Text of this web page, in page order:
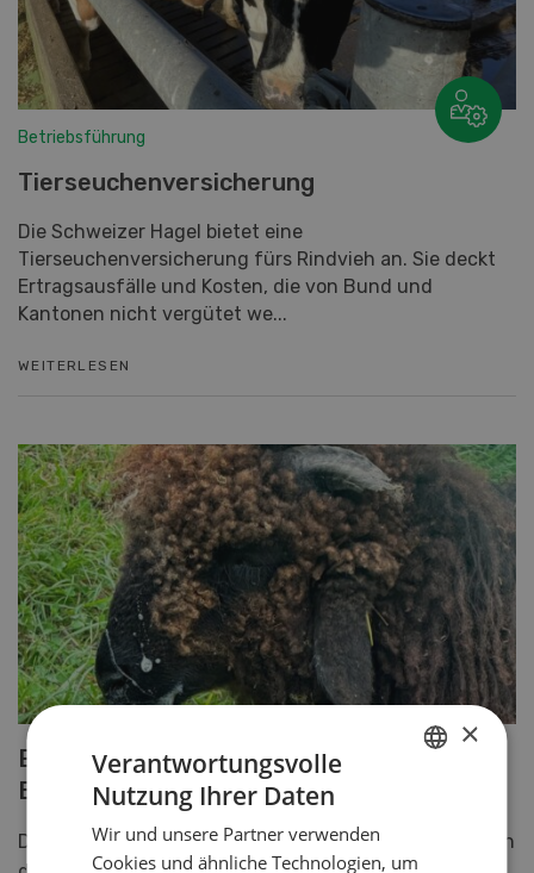
Betriebsführung
Tierseuchenversicherung
Die Schweizer Hagel bietet eine
Tierseuchenversicherung fürs Rindvieh an. Sie deckt
Ertragsausfälle und Kosten, die von Bund und
Kantonen nicht vergütet we...
WEITERLESEN
Eine Chance gegen die
Blauzungenkrankheit
Die Blauzungenkrankheit befällt Wiederkäuer und ist in
×
Verantwortungsvolle
Nutzung Ihrer Daten
Wir und unsere Partner verwenden
Cookies und ähnliche Technologien, um